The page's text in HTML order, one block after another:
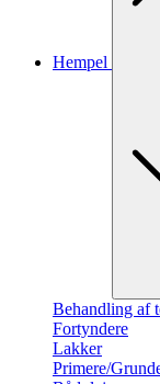
Hempel
Behandling af
Fortyndere
Lakker
Primere/